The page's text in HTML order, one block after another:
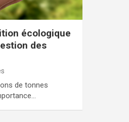
écologique
des
de tonnes